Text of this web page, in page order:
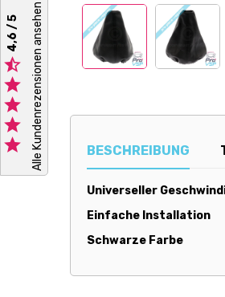





4,6 / 5 Alle Kundenrezensionen ansehen BESCHREIBUNG
Universeller
Einfache Installation
Schwarze Farbe